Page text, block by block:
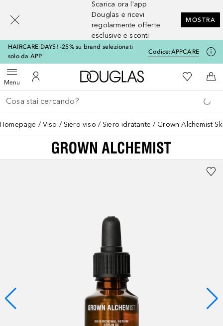
Scarica ora l'app
Douglas e ricevi
regolarmente offerte
esclusive e sconti
MOSTRA
HAIRCARE DAYS! -25% su brand selezionati
solo da APP
Codice:APPCARE
MenuApri menuAl Mio Account
A Douglas HomeAlla Mia
Al
Torna indietro
Esegui ricerca
Homepage Viso Siero viso Siero idratante Grown Alchemist
[navigation.slideout.screenreader]